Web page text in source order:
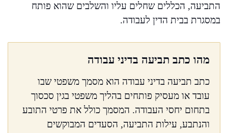
התביעה, הכללים שחלים עליו והשלבים שהוא פותח
במסגרת בבית הדין לעבודה.
מהו כתב תביעה בדיני עבודה
כתב תביעה בדיני עבודה הוא מסמך משפטי שבו
עובד או מעסיק פותחים בהליך משפטי בגין סכסוך
בתחום יחסי העבודה. המסמך כולל את פרטי התובע
והנתבע, עילות התביעה, הסעדים המבוקשים